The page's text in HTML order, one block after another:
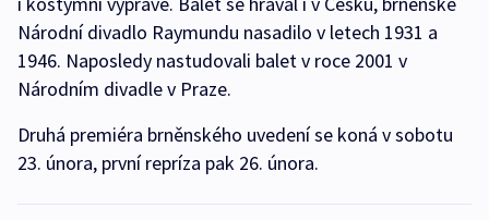
Národní divadlo Raymundu nasadilo v letech 1931 a
1946. Naposledy nastudovali balet v roce 2001 v
Národním divadle v Praze.
Druhá premiéra brněnského uvedení se koná v sobotu
23. února, první repríza pak 26. února.